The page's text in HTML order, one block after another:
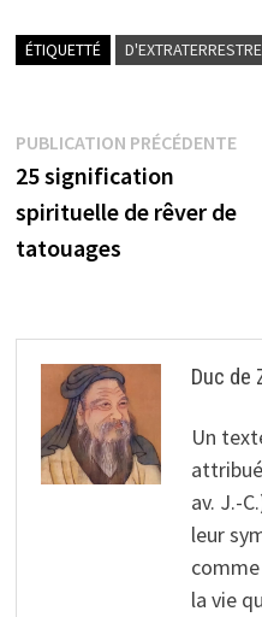
ÉTIQUETTÉ
Navigation
de
l’article
PUBLICATION PRÉCÉDENTE
25 signification
spirituelle de rêver de
tatouages
Duc de
Un
av. J.-
leur
la vie